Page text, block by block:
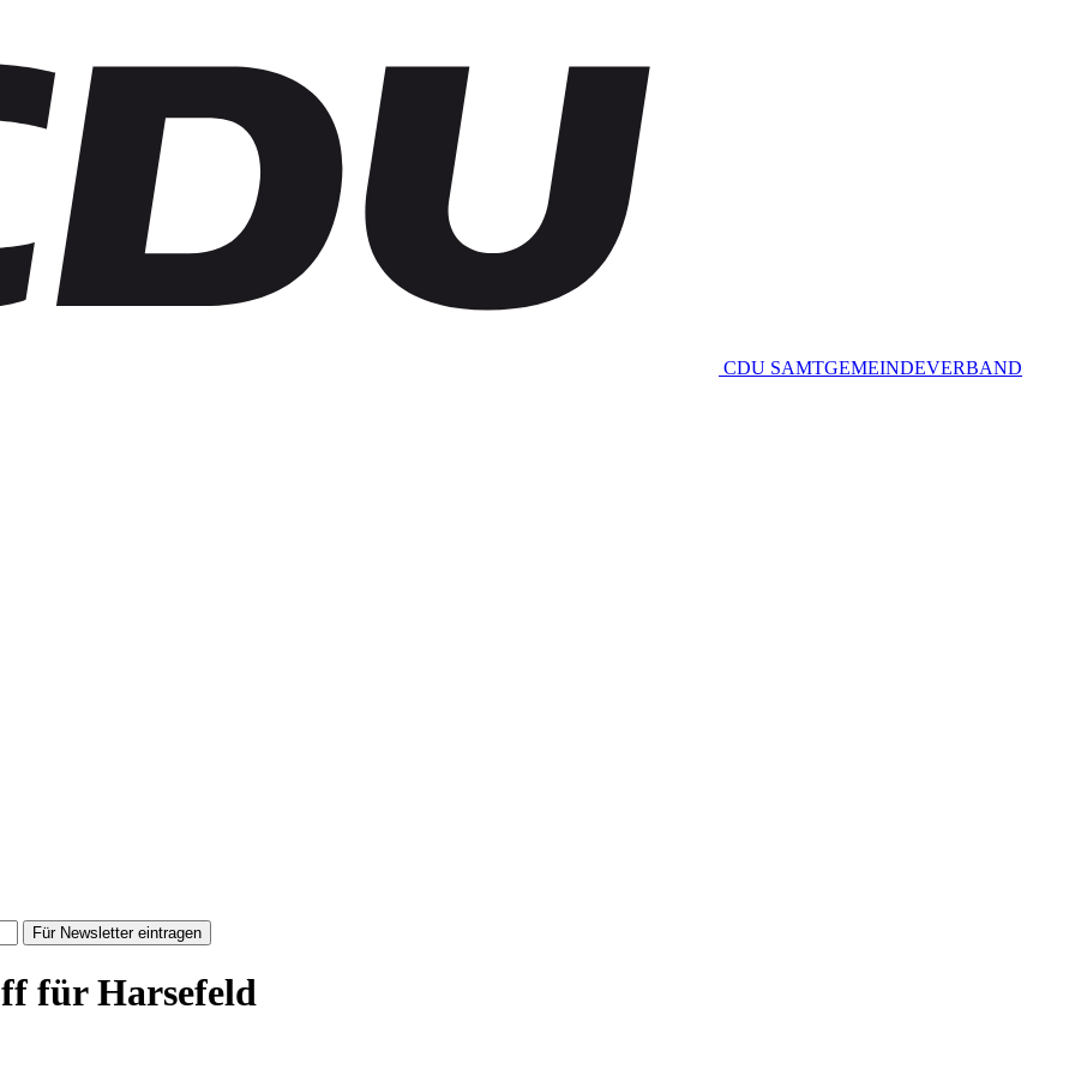
CDU SAMTGEMEINDEVERBAND
Für Newsletter eintragen
für Harsefeld